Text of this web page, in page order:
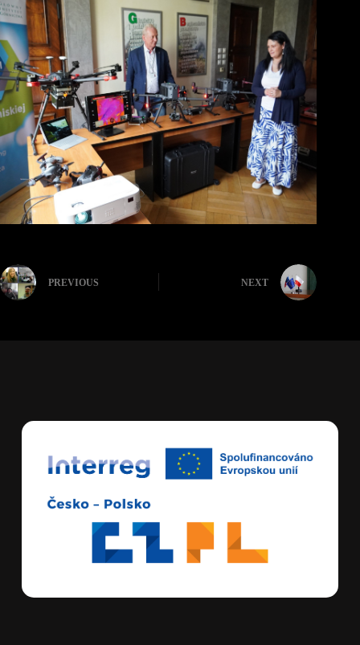
PREVIOUS NEXT